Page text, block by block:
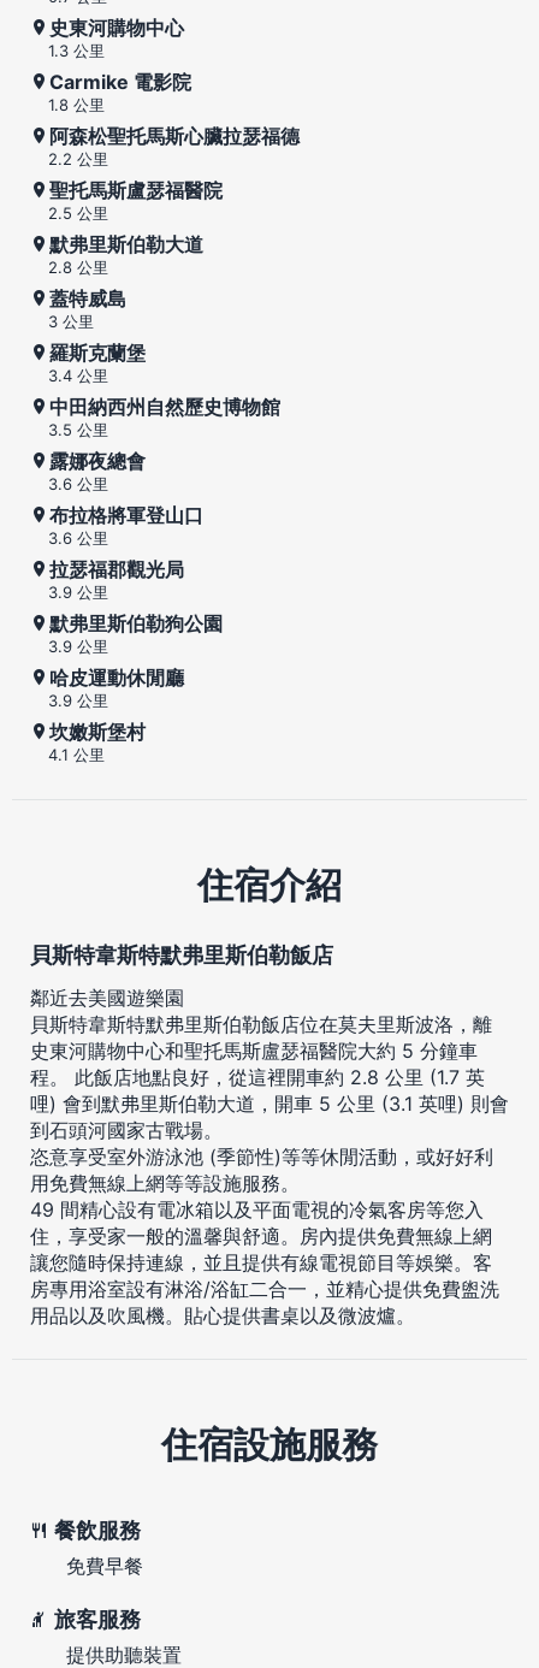
史東河購物中心
1.3 公里
Carmike 電影院
1.8 公里
阿森松聖托馬斯心臟拉瑟福德
2.2 公里
聖托馬斯盧瑟福醫院
2.5 公里
默弗里斯伯勒大道
2.8 公里
蓋特威島
3 公里
羅斯克蘭堡
3.4 公里
中田納西州自然歷史博物館
3.5 公里
露娜夜總會
3.6 公里
布拉格將軍登山口
3.6 公里
拉瑟福郡觀光局
3.9 公里
默弗里斯伯勒狗公園
3.9 公里
哈皮運動休閒廳
3.9 公里
坎嫩斯堡村
4.1 公里
住宿介紹
貝斯特韋斯特默弗里斯伯勒飯店
鄰近去美國遊樂園
貝斯特韋斯特默弗里斯伯勒飯店位在莫夫里斯波洛，離
史東河購物中心和聖托馬斯盧瑟福醫院大約 5 分鐘車
程。 此飯店地點良好，從這裡開車約 2.8 公里 (1.7 英
哩) 會到默弗里斯伯勒大道，開車 5 公里 (3.1 英哩) 則會
到石頭河國家古戰場。
恣意享受室外游泳池 (季節性)等等休閒活動，或好好利
用免費無線上網等等設施服務。
49 間精心設有電冰箱以及平面電視的冷氣客房等您入
住，享受家一般的溫馨與舒適。房內提供免費無線上網
讓您隨時保持連線，並且提供有線電視節目等娛樂。客
房專用浴室設有淋浴/浴缸二合一，並精心提供免費盥洗
用品以及吹風機。貼心提供書桌以及微波爐。
住宿設施服務
餐飲服務
免費早餐
旅客服務
提供助聽裝置